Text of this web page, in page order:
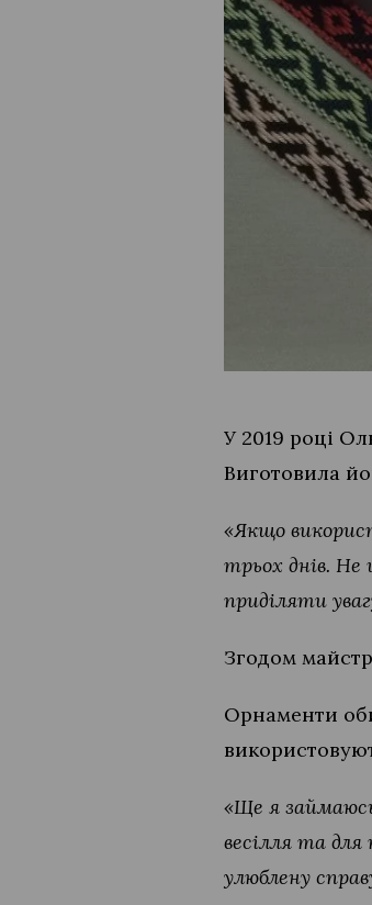
У 2019 році
Виготовила
«Якщо
трьох днів. Не
приділяти
Згодом
Орнаменти
«Ще я
весілля та
улюблену